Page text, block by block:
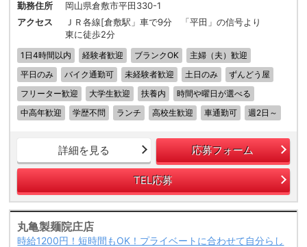
勤務住所
岡山県倉敷市平田330-1
アクセス
ＪＲ各線[倉敷駅」車で9分 「平田」の信号より
東に徒歩2分
1日4時間以内 経験者歓迎 ブランクOK
主婦（夫）歓迎
平日のみ
バイク通勤可 未経験者歓迎 土日のみ
ずんどう屋
フリーター歓迎
大学生歓迎 扶養内
時間や曜日が選べる
中高年歓迎
学歴不問 ランチ 高校生歓迎 車通勤可 週2日～
詳細を見る 応募フォーム
TEL応募
丸亀製麺院庄店
時給1200円！短時間もOK！プライベートに合わせて自分らし